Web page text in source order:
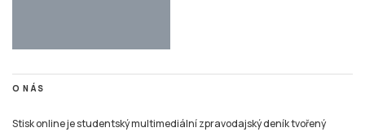
O NÁS
Stisk online je studentský multimediální zpravodajský deník tvořený
studií Masarykovy univerzity Brno v rámci studia jako cvičné médium.